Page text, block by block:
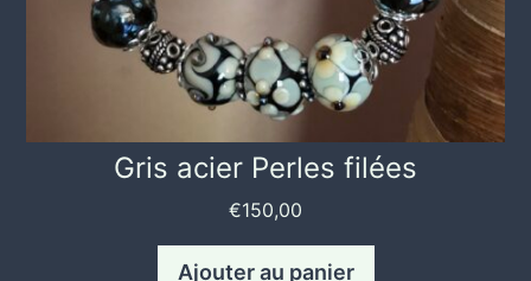
Gris acier Perles filées
€150,00
Ajouter au panier